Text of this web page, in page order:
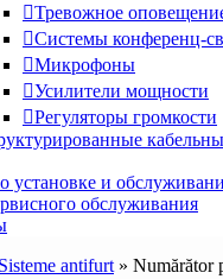
Тревожное
Системы конференц-
Микрофоны
Усилители мощности
Регуляторы громкости
установке и
обслуживания
Sisteme antifurt » Numărător